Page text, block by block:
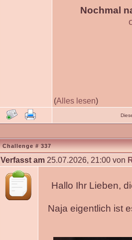
Nochmal
(Alles lesen)
Challenge # 337
Verfasst am 25.07.2026, 21:00 von
Hallo Ihr Lieben,
Naja eigentlich ist